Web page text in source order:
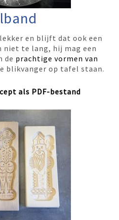
en blijft dat ook een
niet te lang, hij mag een
de prachtige vormen van
blikvanger op tafel staan.
als PDF-bestand